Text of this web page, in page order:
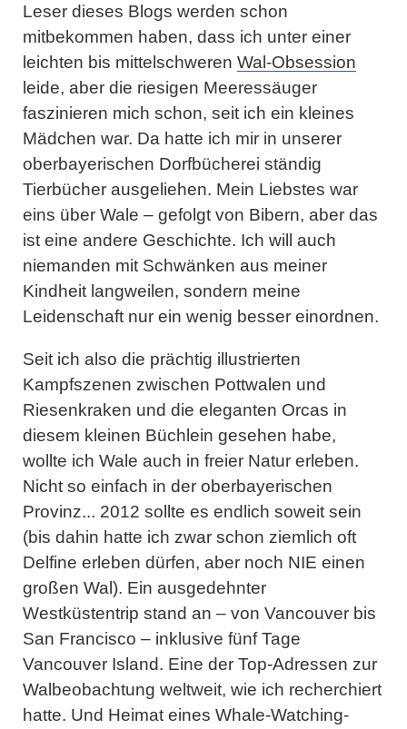
Leser dieses Blogs werden schon
mitbekommen haben, dass ich unter einer
leichten bis mittelschweren Wal-Obsession
leide, aber die riesigen Meeressäuger
faszinieren mich schon, seit ich ein kleines
Mädchen war. Da hatte ich mir in unserer
oberbayerischen Dorfbücherei ständig
Tierbücher ausgeliehen. Mein Liebstes war
eins über Wale – gefolgt von Bibern, aber das
ist eine andere Geschichte. Ich will auch
niemanden mit Schwänken aus meiner
Kindheit langweilen, sondern meine
Leidenschaft nur ein wenig besser einordnen.
Seit ich also die prächtig illustrierten
Kampfszenen zwischen Pottwalen und
Riesenkraken und die eleganten Orcas in
diesem kleinen Büchlein gesehen habe,
wollte ich Wale auch in freier Natur erleben.
Nicht so einfach in der oberbayerischen
Provinz... 2012 sollte es endlich soweit sein
(bis dahin hatte ich zwar schon ziemlich oft
Delfine erleben dürfen, aber noch NIE einen
großen Wal). Ein ausgedehnter
Westküstentrip stand an – von Vancouver bis
San Francisco – inklusive fünf Tage
Vancouver Island. Eine der Top-Adressen zur
Walbeobachtung weltweit, wie ich recherchiert
hatte. Und Heimat eines Whale-Watching-